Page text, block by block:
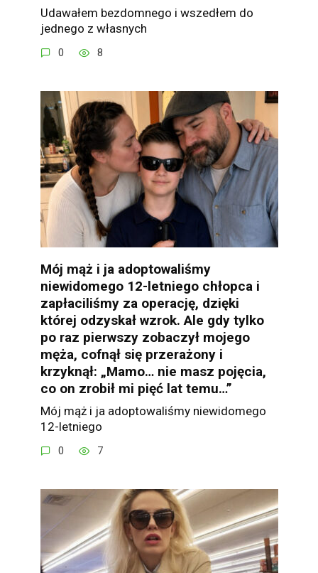
Udawałem bezdomnego i wszedłem do
jednego z własnych
0 8
Mój mąż i ja adoptowaliśmy
niewidomego 12-letniego chłopca i
zapłaciliśmy za operację, dzięki
której odzyskał wzrok. Ale gdy tylko
po raz pierwszy zobaczył mojego
męża, cofnął się przerażony i
krzyknął: „Mamo… nie masz pojęcia,
co on zrobił mi pięć lat temu…”
Mój mąż i ja adoptowaliśmy niewidomego
12-letniego
0 7